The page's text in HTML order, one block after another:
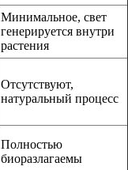
Минимальное, свет
генерируется внутри
растения
Отсутствуют,
натуральный процесс
Полностью
биоразлагаемы